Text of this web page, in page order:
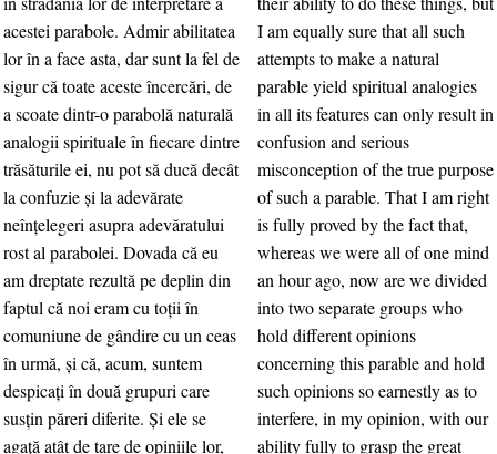
acestei parabole. Admir abilitatea
lor în a face asta, dar sunt la fel de
sigur că toate aceste încercări, de
a scoate dintr-o parabolă naturală
analogii spirituale în fiecare dintre
trăsăturile ei, nu pot să ducă decât
la confuzie şi la adevărate
neînţelegeri asupra adevăratului
rost al parabolei. Dovada că eu
am dreptate rezultă pe deplin din
faptul că noi eram cu toţii în
comuniune de gândire cu un ceas
în urmă, şi că, acum, suntem
despicaţi în două grupuri care
susţin păreri diferite. Şi ele se
agaţă atât de tare de opiniile lor,
I am equally sure that all such
attempts to make a natural
parable yield spiritual analogies
in all its features can only result in
confusion and serious
misconception of the true purpose
of such a parable. That I am right
is fully proved by the fact that,
whereas we were all of one mind
an hour ago, now are we divided
into two separate groups who
hold different opinions
concerning this parable and hold
such opinions so earnestly as to
interfere, in my opinion, with our
ability fully to grasp the great